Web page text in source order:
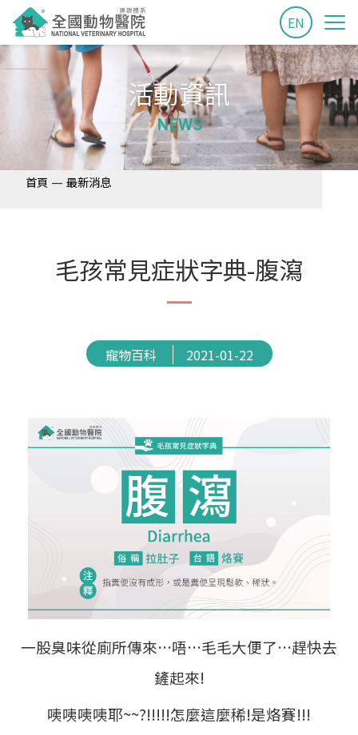
EN
活動資訊
NEWS
首頁 — 最新消息
毛孩常見症狀字典-腹瀉
寵物百科 2021-01-22
一股臭味從廁所傳來…唔…毛毛大便了…趕快去
鏟起來!
咦咦咦咦耶~~?!!!!!怎麼這麼稀!是烙賽!!!